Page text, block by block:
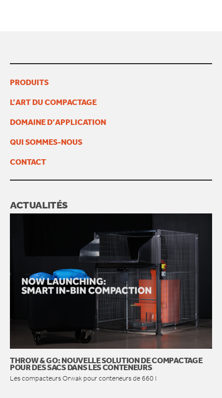
PRODUITS
L’ART DU COMPACTAGE
DOMAINE D’APPLICATION
QUI SOMMES-NOUS
CONTACT
ACTUALITÉS
THROW & GO: NOUVELLE SOLUTION DE COMPACTAGE
POUR DES SACS DANS LES CONTENEURS
Les compacteurs Orwak pour conteneurs de 660 l